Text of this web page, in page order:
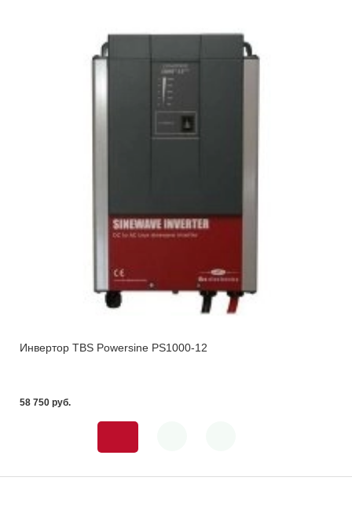
Инвертор TBS Powersine PS1000-12
58 750 pуб.